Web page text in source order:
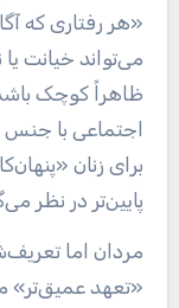
«هر رفتاری که
می‌تواند خیانت
ظاهراً کوچک
اجتماعی با جنس
برای زنان
پایین‌تر در نظر
مردان اما
«تعهد عمیق‌تر»